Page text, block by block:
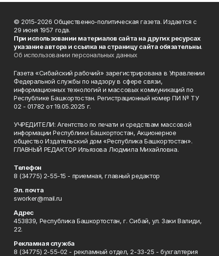
© 2015-2026 Общественно-политическая газета. Издается с
29 июня 1957 года.
При использовании материалов сайта на других ресурсах
указание автора и ссылка на страницу сайта обязательны.
Об использовании персональных данных
Газета «Сибайский рабочий» зарегистрирована в Управлении
Федеральной службы по надзору в сфере связи,
информационных технологий и массовых коммуникаций по
Республике Башкортостан. Регистрационный номер ПИ № ТУ
02 - 01782 от 19.05.2025 г.
УЧРЕДИТЕЛИ: Агентство по печати и средствам массовой
информации Республики Башкортостан, Акционерное
общество Издательский дом «Республика Башкортостан».
ГЛАВНЫЙ РЕДАКТОР Ильязова Людмила Михайловна.
Телефон
8 (34775) 2-55-15 - приемная, главный редактор
Эл. почта
sworker@mail.ru
Адрес
453839, Республика Башкортостан, г. Сибай, ул. Заки Валиди,
22.
Рекламная служба
8 (34775) 2-55-02 - рекламный отдел, 2-33-25 - бухгалтерия